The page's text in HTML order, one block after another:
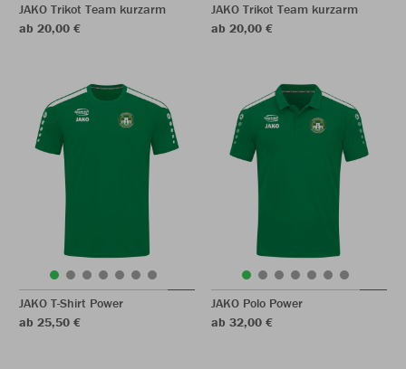
JAKO Trikot Team kurzarm
ab 20,00 €
JAKO Trikot Team kurzarm
ab 20,00 €
JAKO T-Shirt Power
ab 25,50 €
JAKO Polo Power
ab 32,00 €